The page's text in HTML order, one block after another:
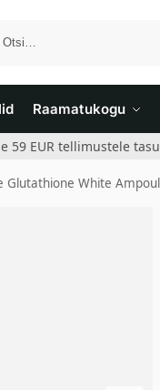
Raamatukogu
59 EUR tellimustele
Glutathione White